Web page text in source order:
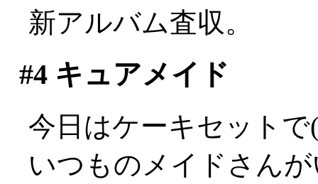
新アルバム査収。
#4キュアメイド
今日はケーキセットで
いつものメイドさん